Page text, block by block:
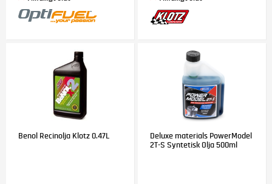
Benol Recinolja Klotz 0.47L
Deluxe materials PowerModel
2T-S Syntetisk Olja 500ml